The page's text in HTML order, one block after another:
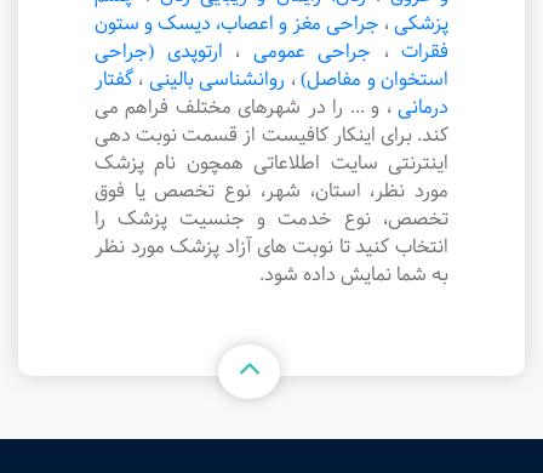
پزشکی، جراحی مغز و اعصاب، دیسک و ستون
فقرات ، جراحی عمومی ، ارتوپدی (جراحی
استخوان و مفاصل)، روانشناسی بالینی ، گفتار
درمانی ، و ... را در شهرهای مختلف فراهم می
کند. برای اینکار کافیست از قسمت نوبت دهی
اینترنتی سایت اطلاعاتی همچون نام پزشک
مورد نظر، استان، شهر، نوع تخصص یا فوق
تخصص، نوع خدمت و جنسیت پزشک را
انتخاب کنید تا نوبت های آزاد پزشک مورد نظر
به شما نمایش داده شود.